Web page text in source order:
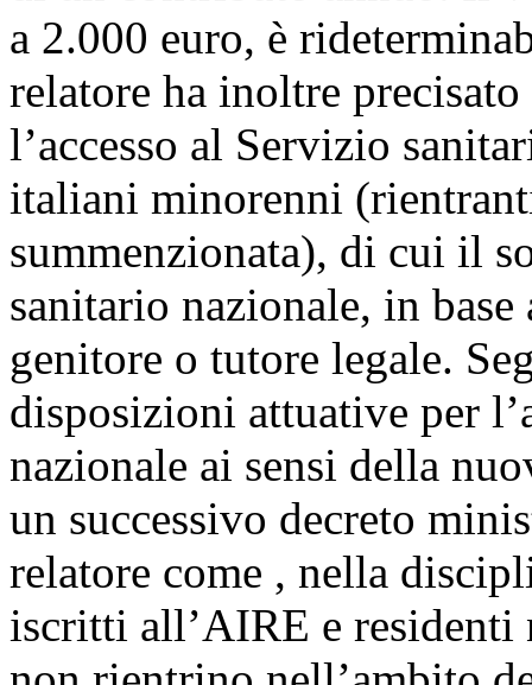
a 2.000 euro, è
relatore ha inoltre
l’accesso al Servizio
italiani minorenni
summenzionata), di cui il
sanitario nazionale, in
genitore o tutore legale.
disposizioni attuative per
nazionale ai sensi della
un successivo decreto
relatore come , nella
iscritti all’AIRE e residenti